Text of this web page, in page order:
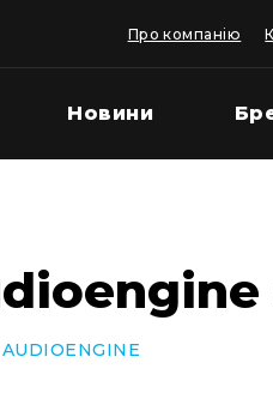
Про компанію
Новини
AUDIOENGINE